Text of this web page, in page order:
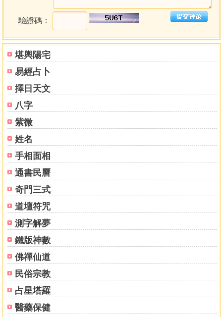
堪輿陽宅
易經占卜
擇日天文
八字
紫微
姓名
手相面相
通書民曆
奇門三式
道壇符咒
測字解夢
鐵版神數
佛禪仙道
民俗宗教
占星塔羅
醫藥保健
驗證碼：